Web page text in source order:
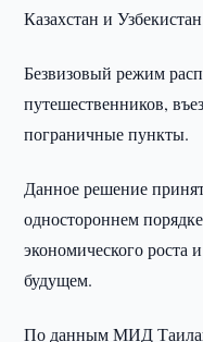
Казахстан и
Безвизовый режим
путешественников,
пограничные пункты.
Данное решение
одностороннем
экономического роста
будущем.
По данным МИД